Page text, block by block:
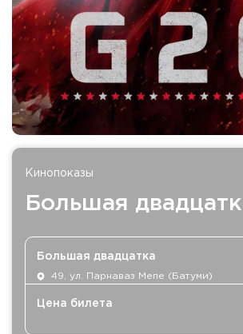
Кинопоказы
Большая
Большая двадцатка
49, ул. Парнаваз Мепе (Батуми)
Цена билета